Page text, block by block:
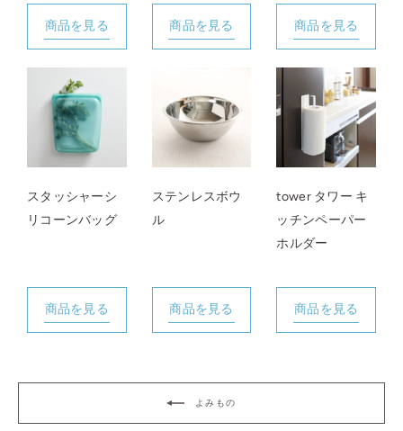
商品を見る 商品を見る 商品を見る
スタッシャーシ
リコーンバッグ
商品を見る
ステンレスボウ
ル
商品を見る
tower タワー キ
ッチンペーパー
ホルダー
商品を見る
よみもの